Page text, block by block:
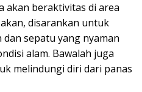
akan beraktivitas di area
disarankan untuk
sepatu yang nyaman
alam. Bawalah juga
melindungi diri dari panas